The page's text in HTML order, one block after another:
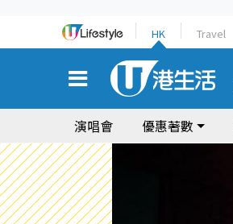
HK Travel
演唱會 優惠著數